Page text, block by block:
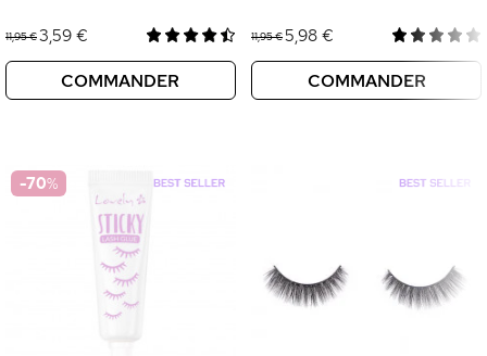
11,95 €3,59 €
COMMANDER
11,95 €5,98 €
COMMANDER
-70%